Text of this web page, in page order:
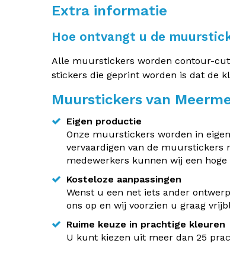
Extra informatie
Hoe ontvangt u de
Alle muurstickers worden contour-cut
stickers die geprint worden is dat de
Muurstickers van
Eigen productie
Onze muurstickers worden in
vervaardigen van de muurstickers
medewerkers kunnen wij een
Kosteloze aanpassingen
Wenst u een net iets ander
ons op en wij voorzien u graag
Ruime keuze in prachtige kleuren
U kunt kiezen uit meer dan 25